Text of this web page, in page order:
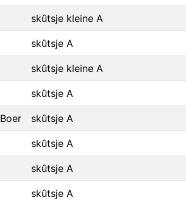
skûtsje kleine A
skûtsje A
skûtsje kleine A
skûtsje A
skûtsje A
skûtsje A
skûtsje A
skûtsje A